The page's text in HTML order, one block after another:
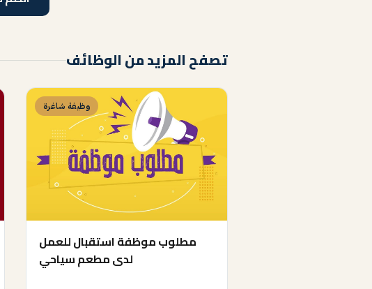
تصفح المزيد من الوظائف
وظيفة شاغرة
مطلوب موظفة استقبال للعمل
لدى مطعم سياحي